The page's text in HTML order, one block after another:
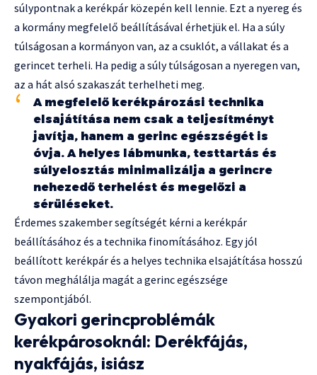
súlypontnak a kerékpár közepén kell lennie. Ezt a nyereg és
a kormány megfelelő beállításával érhetjük el. Ha a súly
túlságosan a kormányon van, az a csuklót, a vállakat és a
gerincet terheli. Ha pedig a súly túlságosan a nyeregen van,
az a hát alsó szakaszát terhelheti meg.
A megfelelő kerékpározási technika
elsajátítása nem csak a teljesítményt
javítja, hanem a gerinc egészségét is
óvja. A helyes lábmunka, testtartás és
súlyelosztás minimalizálja a gerincre
nehezedő terhelést és megelőzi a
sérüléseket.
Érdemes szakember segítségét kérni a kerékpár
beállításához és a technika finomításához. Egy jól
beállított kerékpár és a helyes technika elsajátítása hosszú
távon meghálálja magát a gerinc egészsége
szempontjából.
Gyakori gerincproblémák
kerékpárosoknál: Derékfájás,
nyakfájás, isiász